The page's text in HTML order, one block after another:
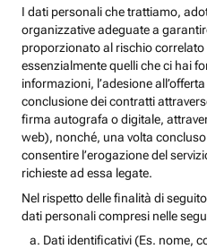
I dati personali che trattiamo,
organizzative adeguate a
proporzionato al rischio
essenzialmente quelli che ci hai
informazioni, l’adesione
conclusione dei contratti
firma autografa o digitale,
web), nonché, una volta
consentire l’erogazione del
richieste ad essa legate.
Nel rispetto delle finalità di
dati personali compresi nelle
Dati identificativi (Es. nome,